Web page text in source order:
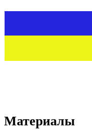
Материалы